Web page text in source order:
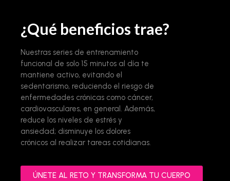
¿Qué beneficios trae?
Nuestras series de entrenamiento
funcional de solo 15 minutos al día te
mantiene activo, evitando el
sedentarismo, reduciendo el riesgo de
enfermedades crónicas como cáncer,
cardiovasculares, en general. Además,
reduce los niveles de estrés y
ansiedad; disminuye los dolores
crónicos al realizar tareas cotidianas.
ÚNETE AL RETO Y TRANSFORMA TU CUERPO